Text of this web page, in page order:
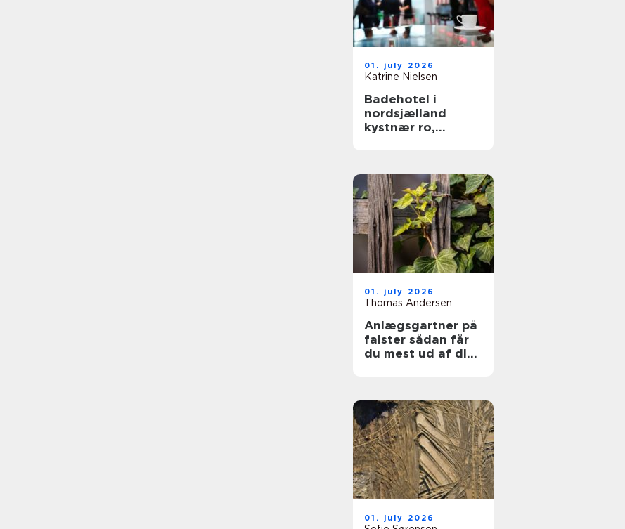
01. july 2026
Katrine Nielsen
Badehotel i
nordsjælland
kystnær ro,
01. july 2026
Thomas Andersen
Anlægsgartner på
falster sådan får
du mest ud af din
01. july 2026